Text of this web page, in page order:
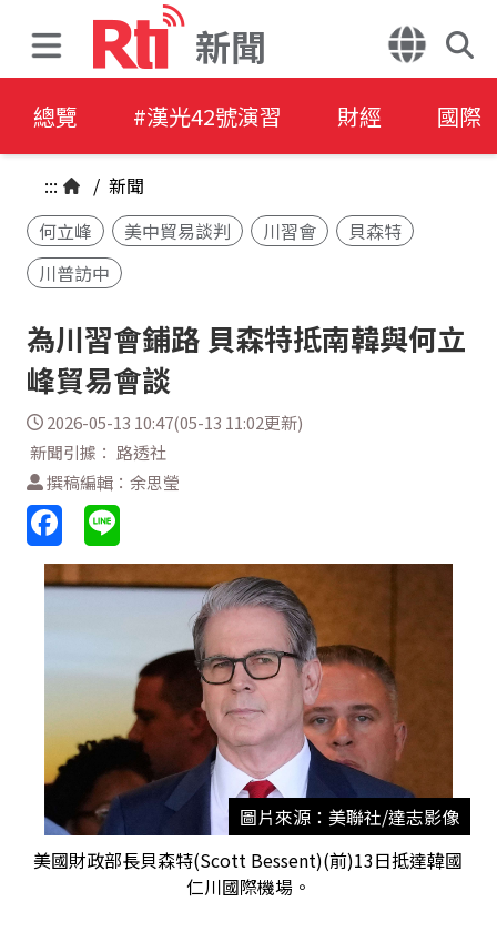
新聞
總覽 #漢光42號演習 財經 國際
::: / 新聞
何立峰
美中貿易談判 川習會
貝森特
川普訪中
為川習會鋪路 貝森特抵南韓與何立
峰貿易會談
2026-05-13 10:47(05-13 11:02更新)
新聞引據： 路透社
撰稿編輯：余思瑩
圖片來源：美聯社/達志影像
美國財政部長貝森特(Scott Bessent)(前)13日抵達韓國
仁川國際機場。